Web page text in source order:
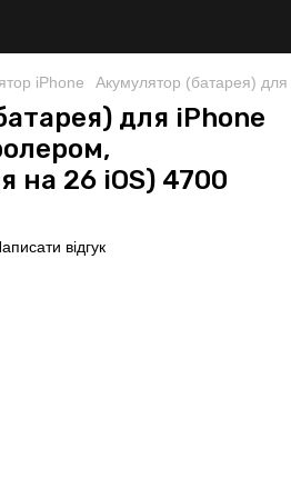
iPhone Акумулятор (батарея)
для iPhone
на 26 iOS) 4700
відгук